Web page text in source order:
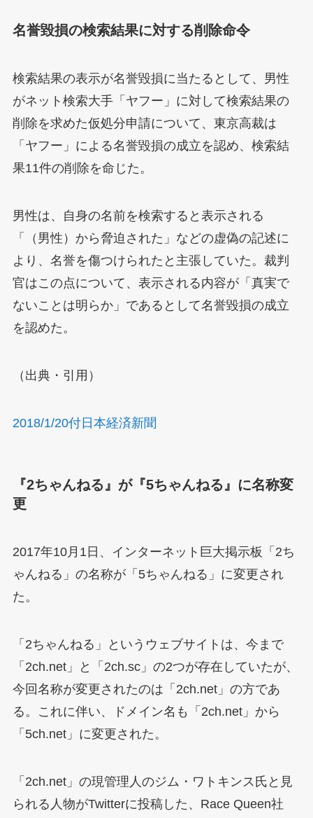
名誉毀損の検索結果に対する削除命令
検索結果の表示が名誉毀損に当たるとして、男性
がネット検索大手「ヤフー」に対して検索結果の
削除を求めた仮処分申請について、東京高裁は
「ヤフー」による名誉毀損の成立を認め、検索結
果11件の削除を命じた。
男性は、自身の名前を検索すると表示される
「（男性）から脅迫された」などの虚偽の記述に
より、名誉を傷つけられたと主張していた。裁判
官はこの点について、表示される内容が「真実で
ないことは明らか」であるとして名誉毀損の成立
を認めた。
（出典・引用）
2018/1/20付日本経済新聞
『2ちゃんねる』が『5ちゃんねる』に名称変
更
2017年10月1日、インターネット巨大掲示板「2ち
ゃんねる」の名称が「5ちゃんねる」に変更され
た。
「2ちゃんねる」というウェブサイトは、今まで
「2ch.net」と「2ch.sc」の2つが存在していたが、
今回名称が変更されたのは「2ch.net」の方であ
る。これに伴い、ドメイン名も「2ch.net」から
「5ch.net」に変更された。
「2ch.net」の現管理人のジム・ワトキンス氏と見
られる人物がTwitterに投稿した、Race Queen社